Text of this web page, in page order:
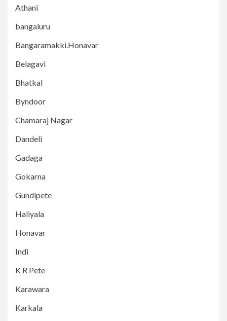
Athani
bangaluru
Bangaramakki.Honavar
Belagavi
Bhatkal
Byndoor
Chamaraj Nagar
Dandeli
Gadaga
Gokarna
Gundlpete
Haliyala
Honavar
Indi
K R Pete
Karawara
Karkala